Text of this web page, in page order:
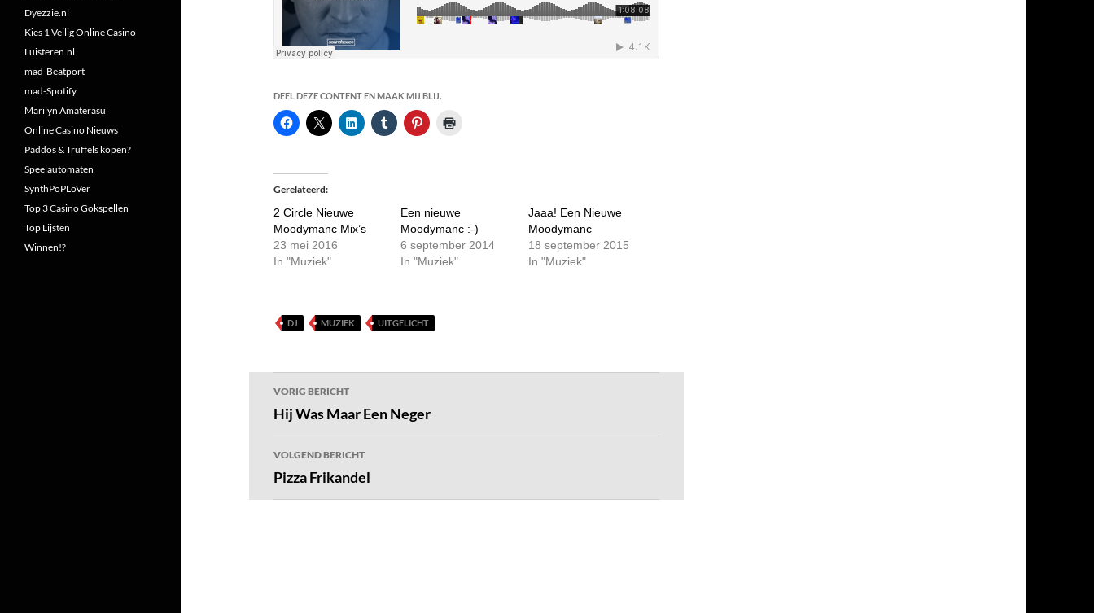
DEEL DEZE CONTENT EN MAAK MIJ BLIJ.
Gerelateerd
2 Circle Nieuwe
Moodymanc Mix’s
23 mei 2016
In "Muziek"
Een nieuwe
Moodymanc :-)
6 september 2014
In "Muziek"
Jaaa! Een Nieuwe
Moodymanc
18 september 2015
In "Muziek"
DJ MUZIEK UITGELICHT
Bericht
navigatie
VORIG BERICHT
Hij Was Maar Een Neger
VOLGEND BERICHT
Pizza Frikandel
Dyezzie.nl
Kies 1 Veilig Online Casino
Luisteren.nl
mad-Beatport
mad-Spotify
Marilyn Amaterasu
Online Casino Nieuws
Paddos & Truffels kopen?
Speelautomaten
SynthPoPLoVer
Top 3 Casino Gokspellen
Top Lijsten
Winnen!?